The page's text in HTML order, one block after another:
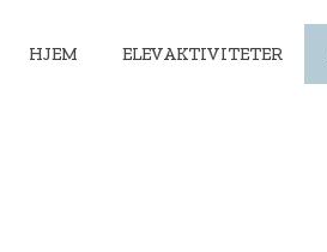
HJEM ELEVAKTIVITETER